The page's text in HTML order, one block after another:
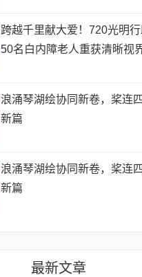
跨越千里献大爱！720光明
50名白内障老人重获清晰视
浪涌琴湖绘协同新卷，桨连
新篇
浪涌琴湖绘协同新卷，桨连
新篇
最新文章